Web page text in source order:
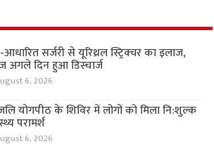
सर्जरी से यूरिथ्रल स्ट्रिक्चर का इलाज,
अगले दिन हुआ डिस्चार्ज
6, 2026
योगपीठ के शिविर में लोगों को मिला नि:शुल्क
परामर्श
6, 2026